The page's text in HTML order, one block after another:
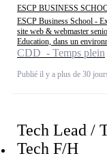
ESCP BUSINESS
ESCP Business School -
site web & webmaster
Education, dans un
CDD - Temps plein
Publié il y a plus de 30
Tech Lead /
Tech F/H